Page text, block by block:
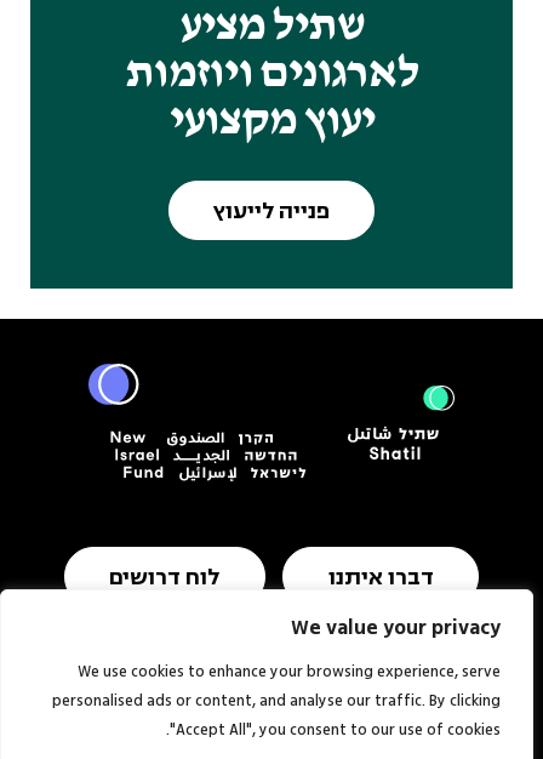
We value your privacy
We use cookies to enhance your browsing experience, serve
personalised ads or content, and analyse our traffic. By clicking
"Accept All", you consent to our use of cookies.
שתיל מציע
לארגונים ויוזמות
יעוץ מקצועי
פנייה לייעוץ
דברו איתנו לוח דרושים
תנאי שימוש ומדיניות פרטיות הצהרת נגישות